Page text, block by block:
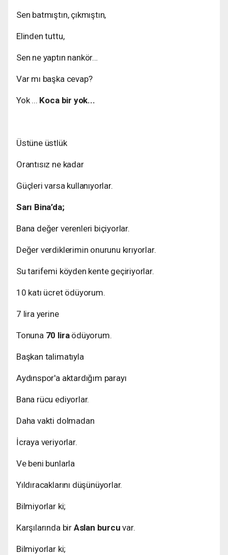
Sen batmıştın, çıkmıştın,
Elinden tuttu,
Sen ne yaptın nankör…
Var mı başka cevap?
Yok ... Koca bir yok...
Üstüne üstlük
Orantısız ne kadar
Güçleri varsa kullanıyorlar.
Sarı Bina’da;
Bana değer verenleri biçiyorlar.
Değer verdiklerimin onurunu kırıyorlar.
Su tarifemi köyden kente geçiriyorlar.
10 katı ücret ödüyorum.
7 lira yerine
Tonuna 70 liraödüyorum.
Başkan talimatıyla
Aydınspor'a aktardığım parayı
Bana rücu ediyorlar.
Daha vakti dolmadan
İcraya veriyorlar.
Ve beni bunlarla
Yıldıracaklarını düşünüyorlar.
Bilmiyorlar ki;
Karşılarında bir Aslan burcu var.
Bilmiyorlar ki;